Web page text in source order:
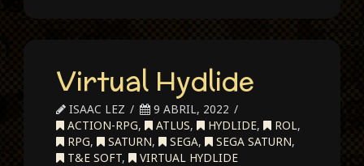
Virtual Hydlide
ISAAC LEZ
9 ABRIL, 2022
ACTION-RPG, ATLUS, HYDLIDE, ROL,
RPG, SATURN, SEGA, SEGA SATURN,
T&E SOFT, VIRTUAL HYDLIDE